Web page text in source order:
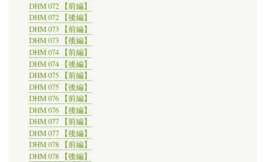
DHM 072 【前編】
DHM 072 【後編】
DHM 073 【前編】
DHM 073 【後編】
DHM 074 【前編】
DHM 074 【後編】
DHM 075 【前編】
DHM 075 【後編】
DHM 076 【前編】
DHM 076 【後編】
DHM 077 【前編】
DHM 077 【後編】
DHM 078 【前編】
DHM 078 【後編】